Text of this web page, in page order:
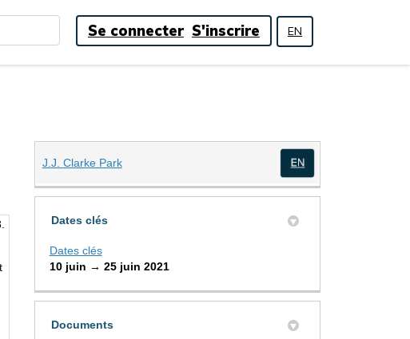
EN
Se connecter S'inscrire
J.J. Clarke Park(Liens externes)
(Liens externes)
Dates clés
Dates clés
10 juin → 25 juin 2021
Documents